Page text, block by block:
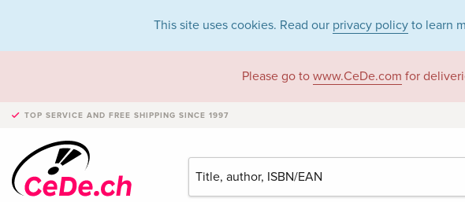
This site uses cookies. Read our privacy policy to learn
Please go to www.CeDe.com for
TOP SERVICE AND FREE SHIPPING SINCE 1997